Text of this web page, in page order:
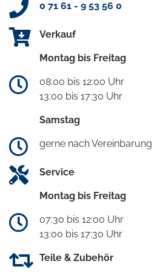
0 71 61 - 9 53 56 0
Verkauf
Montag bis Freitag
08:00 bis 12:00 Uhr
13:00 bis 17:30 Uhr
Samstag
gerne nach Vereinbarung
Service
Montag bis Freitag
07:30 bis 12:00 Uhr
13:00 bis 17:30 Uhr
Teile & Zubehör